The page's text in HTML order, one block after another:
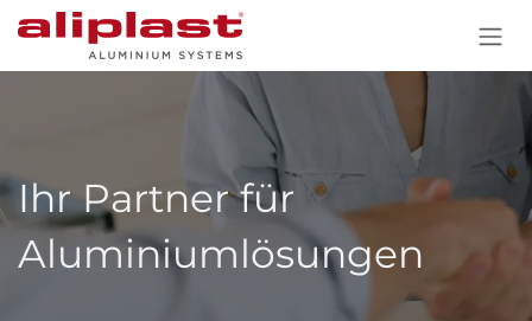
Zum Inhalt springen
Ihr Partner für
Aluminiumlösungen